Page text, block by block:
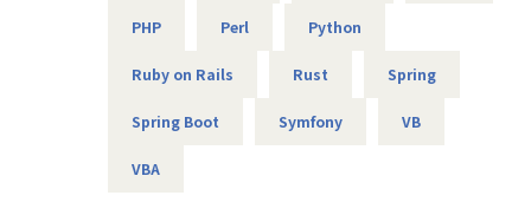
＜開発部門 想定キャリアパス＞
月1回の面談にてキャリアの方向性をすり合わせながら、案
件を決定します。
「開発経験を積みたい」「設計に挑戦したい」「上流工程を
担当したい」などの
PHP Perl Python
Ruby on Rails Rust Spring
Spring Boot Symfony VB
VBA